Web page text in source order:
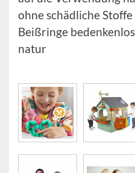
ohne schädliche
Beißringe
natur